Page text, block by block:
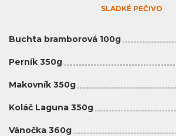
SLADKÉ PEČIVO
Buchta bramborová 100g
Perník 350g
Makovník 350g
Koláč Laguna 350g
Vánočka 360g